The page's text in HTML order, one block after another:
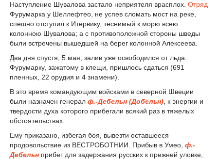
Наступление Шувалова застало неприятеля врасплох. Отряд
Фурумарка у Шеллефтео, не успев сломать мост на реке,
спешно отступил к Итервику, теснимый к морю всею
колонною Шувалова; а с противоположной стороны шведы
были встречены вышедшей на берег колонной Алексеева.
Два дня спустя, 5 мая, залив уже освободился от льда.
Фурумарку, зажатому в клещи, пришлось сдаться (691
пленных, 22 орудия и 4 знамени).
В это время командующим войсками в северной Швеции
были назначен генерал ф.-Дебельн (Добельн) , к энергии и
твердости духа которого прибегали всякий раз в тяжелых
обстоятельствах.
Ему приказано, избегая боя, вывезти оставшееся
продовольствие из ВЕСТРОБОТНИИ. Прибыв в Умео, ф.-
Дебельн прибег для задержания русских к прежней уловке,